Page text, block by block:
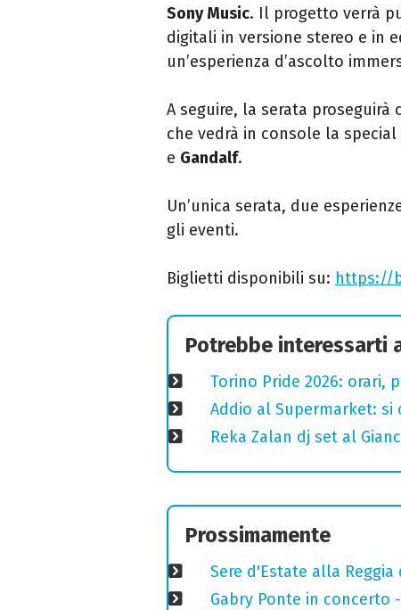
Sony Music. Il progetto verrà
digitali in versione stereo e in
un’esperienza d’ascolto
A seguire, la serata
che vedrà in console la
e Gandalf.
Un’unica serata, due
gli eventi.
Biglietti disponibili su: https://
Potrebbe interessarti
Torino Pride 2026: orari,
Addio al Supermarket:
Reka Zalan dj set al
Prossimamente
Sere d'Estate alla
Gabry Ponte in concerto